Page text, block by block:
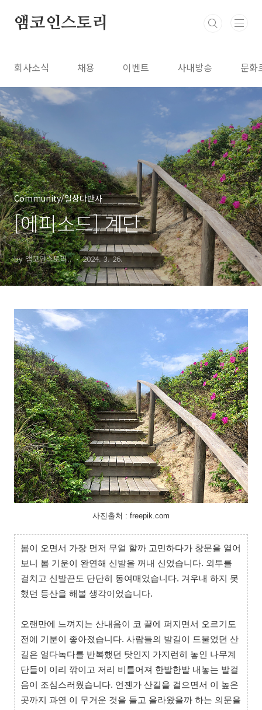
앰코인스토리
회사소식 채용 이벤트 사내방송 문화
Community/일상다반사
[에피소드] 계단
by 앰코인스토리.. 2024. 3. 26.
사진출처 : freepik.com
봄이 오면서 가장 먼저 무얼 할까 고민하다가 창문을 열어
보니 봄 기운이 완연해 신발을 꺼내 신었습니다. 외투를
걸치고 신발끈도 단단히 동여매었습니다. 겨우내 하지 못
했던 등산을 해볼 생각이었습니다.
오랜만에 느껴지는 산내음이 코 끝에 퍼지면서 오르기도
전에 기분이 좋아졌습니다. 사람들의 발길이 드물었던 산
길은 얼다녹다를 반복했던 탓인지 가지런히 놓인 나무계
단들이 이리 깎이고 저리 비틀어져 한발한발 내놓는 발걸
음이 조심스러웠습니다. 언젠가 산길을 걸으면서 이 높은
곳까지 과연 이 무거운 것을 들고 올라왔을까 하는 의문을